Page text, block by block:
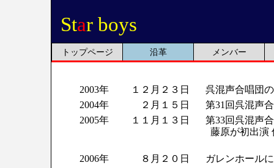
Star boys
トップページ 沿革 メンバー
2003年 １２月２３日
呉混声合唱団
2004年
２月１５日
第31回呉混声
2005年
１１月１３日
第33回呉混声
藤原が初出演
2006年 ８月２０日
ガレンホール